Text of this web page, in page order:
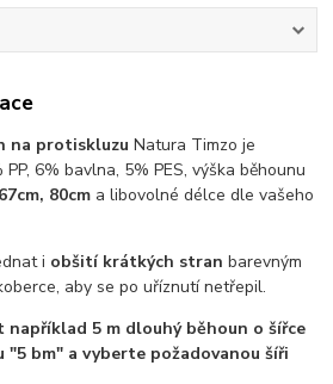
na protiskluzu Natura Timzo je
6% bavlna, 5% PES, výška běhounu
80cm a libovolné délce dle vašeho
i obšití krátkých stran barevným
aby se po uříznutí netřepil.
například 5 m dlouhý běhoun o šířce
"5 bm" a vyberte požadovanou šíři